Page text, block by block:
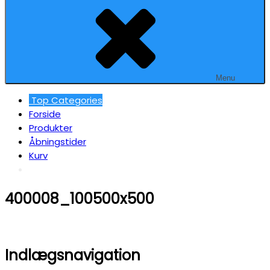
Menu
Top Categories
Forside
Produkter
Åbningstider
Kurv
400008_100500x500
Indlægsnavigation